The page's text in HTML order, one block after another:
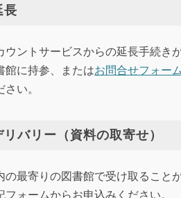
長
ウントサービスからの延長手続き
館に持参、またはお問合せフォーム
さい。
リバリー（資料の取寄せ）
の最寄りの図書館で受け取ること
フォームからお申込みください。